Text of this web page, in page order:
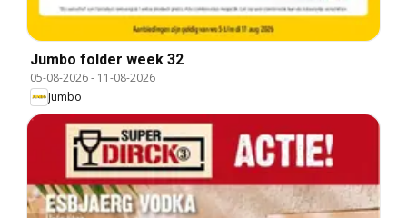
Jumbo folder week 32
05-08-2026- 11-08-2026
Jumbo